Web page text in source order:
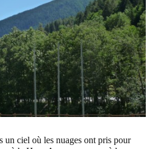
un ciel où les nuages ont pris pour